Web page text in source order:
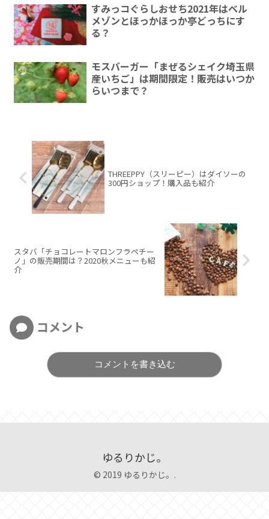
すみっコぐらしおせち2021年はベル
メゾンとほっかほっか亭どっちにす
る？
モスバーガー「まぜるシェイク埼玉県
産いちご」は期間限定！販売はいつか
らいつまで？
THREEPPY（スリーピー）はダイソーの
300円ショップ！購入品も紹介
スタバ「チョコレートマロンフラペチー
ノ」の販売期間は？2020秋メニューも紹
介
コメント
コメントを書き込む
ゆるりかじ。
© 2019 ゆるりかじ。.